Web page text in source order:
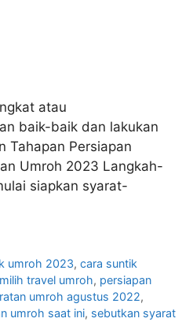
atau
baik-baik dan lakukan
Tahapan Persiapan
Umroh 2023 Langkah-
siapkan syarat-
umroh 2023,cara suntik
travel umroh, persiapan
umroh agustus 2022,
umroh saat ini, sebutkan syarat